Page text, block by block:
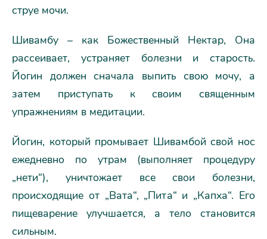
струе мочи.
Шивамбу – как Божественный Нектар, Она
рассеивает, устраняет болезни и старость.
Йогин должен сначала выпить свою мочу, а
затем приступать к своим священным
упражнениям в медитации.
Йогин, который промывает Шивамбой свой нос
ежедневно по утрам (выполняет процедуру
„нети“), уничтожает все свои болезни,
происходящие от „Вата“, „Пита“ и „Капха“. Его
пищеварение улучшается, а тело становится
сильным.